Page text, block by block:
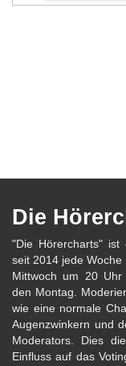
Die
"Die Hörercharts" ist
seit 2014 jede
Mittwoch um 20
den Montag.
wie eine normale
Augenzwinkern und
Moderators. Dies
Einfluss auf das